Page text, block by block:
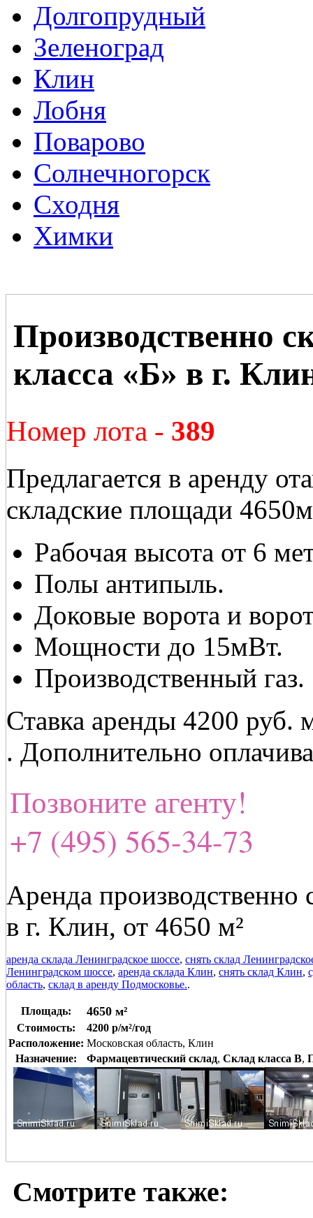
Долгопрудный
Зеленоград
Клин
Лобня
Поварово
Солнечногорск
Сходня
Химки
Производственно
класса «Б» в г.
Номер лота - 389
Предлагается в аренду
складские площади
Рабочая высота от 6
Полы антипыль.
Доковые ворота и
Мощности до 15мВт.
Производственный газ.
Ставка аренды 4200 руб.
. Дополнительно
Позвоните агенту!
+7 (495) 565-34-73
Аренда
в г. Клин, от 4650 м²
аренда склада Ленинградское шоссе, снять склад
Ленинградском шоссе, аренда склада Клин, снять склад Клин,
область, склад в аренду Подмосковье..
Площадь: 4650 м²
Стоимость:
4200 р/м²/год
Расположение: Московская область, Клин
Назначение:
Фармацевтический склад, Склад класса B,
Смотрите также: